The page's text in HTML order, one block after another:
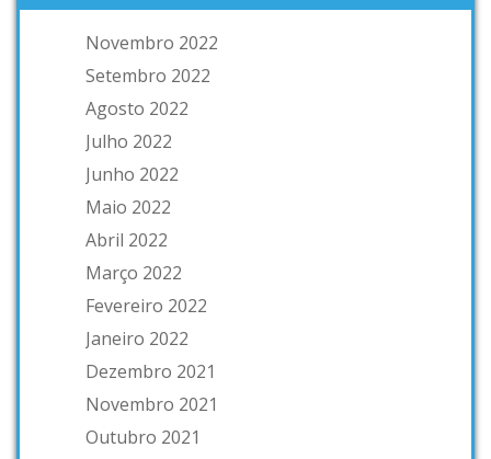
Novembro 2022
Setembro 2022
Agosto 2022
Julho 2022
Junho 2022
Maio 2022
Abril 2022
Março 2022
Fevereiro 2022
Janeiro 2022
Dezembro 2021
Novembro 2021
Outubro 2021